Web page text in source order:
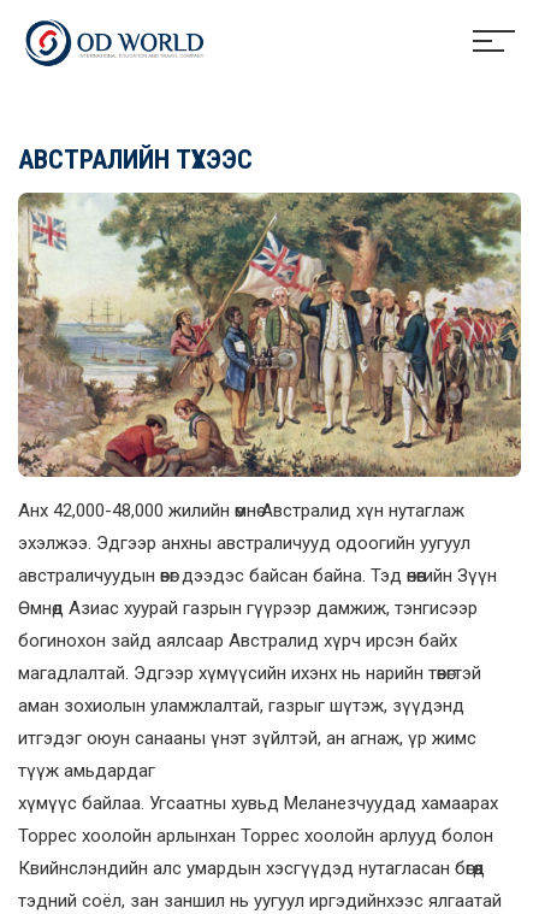
АВСТРАЛИЙН ТҮҮХЭЭС
Анх 42,000-48,000 жилийн өмнө Австралид хүн нутаглаж
эхэлжээ. Эдгээр анхны австраличууд одоогийн уугуул
австраличуудын өвөг дээдэс байсан байна. Тэд өнөөгийн Зүүн
Өмнөд Азиас хуурай газрын гүүрээр дамжиж, тэнгисээр
богинохон зайд аялсаар Австралид хүрч ирсэн байх
магадлалтай. Эдгээр хүмүүсийн ихэнх нь нарийн төвөгтэй
аман зохиолын уламжлалтай, газрыг шүтэж, зүүдэнд
итгэдэг оюун санааны үнэт зүйлтэй, ан агнаж, үр жимс
түүж амьдардаг
хүмүүс байлаа. Угсаатны хувьд Меланезчуудад хамаарах
Торрес хоолойн арлынхан Торрес хоолойн арлууд болон
Квийнслэндийн алс умардын хэсгүүдэд нутагласан бөгөөд
тэдний соёл, зан заншил нь уугуул иргэдийнхээс ялгаатай